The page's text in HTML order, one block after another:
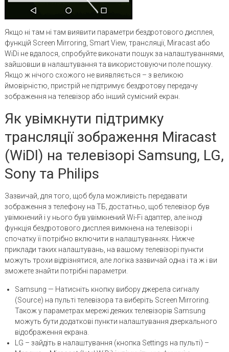
Якщо ні там ні там виявити параметри бездротового дисплея,
функцій Screen Mirroring, Smart View, трансляції, Miracast або
WiDi не вдалося, спробуйте виконати пошук за налаштуваннями,
зайшовши в налаштування та використовуючи поле пошуку.
Якщо ж нічого схожого не виявляється – з великою
ймовірністю, пристрій не підтримує бездротову передачу
зображення на телевізор або інший сумісний екран.
Як увімкнути підтримку
трансляції зображення Miracast
(WiDI) на телевізорі Samsung, LG,
Sony та Philips
Зазвичай, для того, щоб була можливість передавати
зображення з телефону на ТБ, достатньо, щоб телевізор був
увімкнений і у нього був увімкнений Wi-Fi адаптер, але іноді
функція бездротового дисплея вимкнена на телевізорі і
спочатку її потрібно включити в налаштуваннях. Нижче
приклади таких налаштувань, на вашому телевізорі пункти
можуть трохи відрізнятися, але логіка зазвичай одна і та ж і ви
зможете знайти потрібні параметри.
Samsung — Натисніть кнопку вибору джерела сигналу
(Source) на пульті телевізора та виберіть Screen Mirroring.
Також у параметрах мережі деяких телевізорів Samsung
можуть бути додаткові пункти налаштування дзеркального
відображення екрана.
LG – зайдіть в налаштування (кнопка Settings на пульті) –